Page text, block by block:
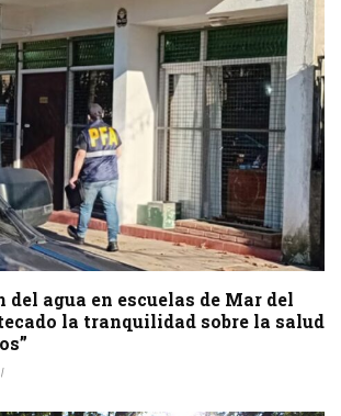
agua en escuelas de Mar del
la tranquilidad sobre la salud